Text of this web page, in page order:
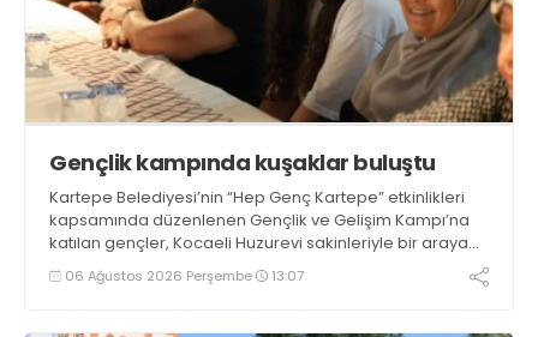
Gençlik kampında kuşaklar buluştu
Kartepe Belediyesi’nin “Hep Genç Kartepe” etkinlikleri
kapsamında düzenlenen Gençlik ve Gelişim Kampı’na
katılan gençler, Kocaeli Huzurevi sakinleriyle bir araya
geldi06 Ağustos 2026 Perşembe 13:07